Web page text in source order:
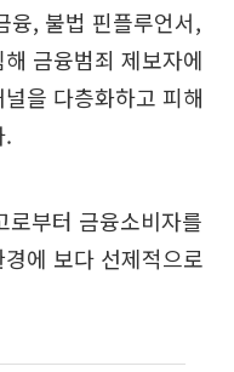
융, 불법 핀플루언서,
금융범죄 제보자에
을 다층화하고 피해
.
로부터 금융소비자를
에 보다 선제적으로